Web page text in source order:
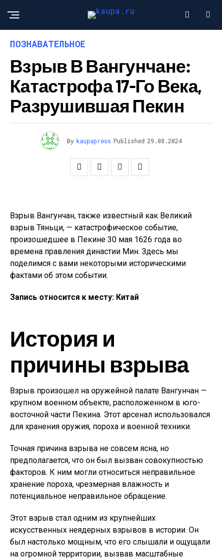
ПОЗНАВАТЕЛЬНОЕ
Взрыв В Вангунчане:
Катастрофа 17-Го Века,
Разрушившая Пекин
By kaupapress Published 29.08.2024
Взрыв Вангунчан, также известный как Великий
взрыв Тяньци, — катастрофическое событие,
произошедшее в Пекине 30 мая 1626 года во
времена правления династии Мин. Здесь мы
поделимся с вами некоторыми историческими
фактами об этом событии.
Запись относится к месту: Китай
История и
причины взрыва
Взрыв произошел на оружейной палате Вангунчан —
крупном военном объекте, расположенном в юго-
восточной части Пекина. Этот арсенал использовался
для хранения оружия, пороха и военной техники.
Точная причина взрыва не совсем ясна, но
предполагается, что он был вызван совокупностью
факторов. К ним могли относиться неправильное
хранение пороха, чрезмерная влажность и
потенциальное неправильное обращение.
Этот взрыв стал одним из крупнейших
искусственных неядерных взрывов в истории. Он
был настолько мощным, что его слышали и ощущали
на огромной территории, вызвав масштабные